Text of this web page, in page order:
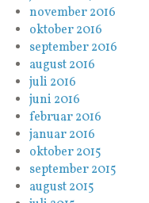
november 2016
oktober 2016
september 2016
august 2016
juli 2016
juni 2016
februar 2016
januar 2016
oktober 2015
september 2015
august 2015